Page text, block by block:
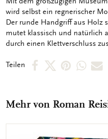
wird selbst ein regnerischer
Der runde Handgriff aus Holz
mutet klassisch und natürlich
durch einen Klettverschluss
Teilen
Per Per Per Per
Mehr von Roman